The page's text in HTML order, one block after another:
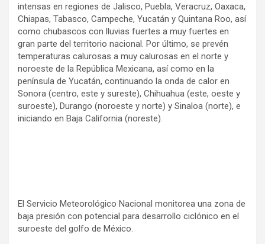
intensas en regiones de Jalisco, Puebla, Veracruz, Oaxaca,
Chiapas, Tabasco, Campeche, Yucatán y Quintana Roo, así
como chubascos con lluvias fuertes a muy fuertes en
gran parte del territorio nacional. Por último, se prevén
temperaturas calurosas a muy calurosas en el norte y
noroeste de la República Mexicana, así como en la
península de Yucatán, continuando la onda de calor en
Sonora (centro, este y sureste), Chihuahua (este, oeste y
suroeste), Durango (noroeste y norte) y Sinaloa (norte), e
iniciando en Baja California (noreste).
El Servicio Meteorológico Nacional monitorea una zona de
baja presión con potencial para desarrollo ciclónico en el
suroeste del golfo de México.